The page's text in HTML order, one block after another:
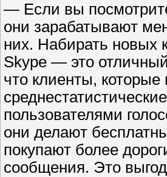
— Если вы
они зарабатывают
них. Набирать новых
Skype — это
что клиенты,
пользователями
они делают
покупают более
сообщения. Это